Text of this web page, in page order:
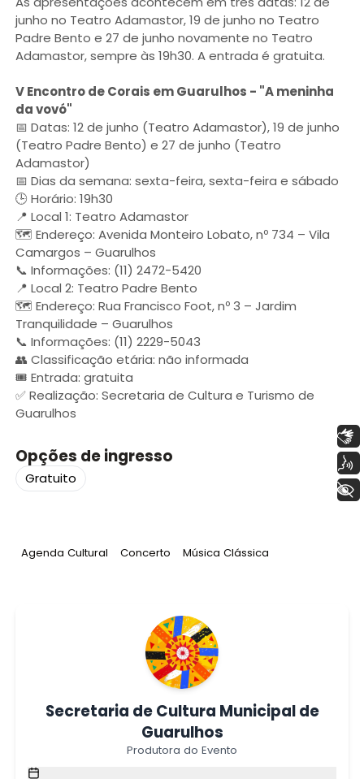
junho no Teatro Adamastor, 19 de junho no Teatro
Padre Bento e 27 de junho novamente no Teatro
Adamastor, sempre às 19h30. A entrada é gratuita.
V Encontro de Corais em Guarulhos - "A meninha
da vovó"
📅 Datas: 12 de junho (Teatro Adamastor), 19 de junho
(Teatro Padre Bento) e 27 de junho (Teatro
Adamastor)
📅 Dias da semana: sexta-feira, sexta-feira e sábado
🕒 Horário: 19h30
📍 Local 1: Teatro Adamastor
🗺️ Endereço: Avenida Monteiro Lobato, nº 734 – Vila
Camargos – Guarulhos
📞 Informações: (11) 2472-5420
📍 Local 2: Teatro Padre Bento
🗺️ Endereço: Rua Francisco Foot, nº 3 – Jardim
Tranquilidade – Guarulhos
📞 Informações: (11) 2229-5043
👥 Classificação etária: não informada
🎟️ Entrada: gratuita
✅ Realização: Secretaria de Cultura e Turismo de
Guarulhos
Opções de ingresso
Gratuito
Tag:
Agenda Cultural Tag:
Concerto Tag:
Música Clássica
Secretaria de Cultura Municipal de
Guarulhos
Produtora do Evento